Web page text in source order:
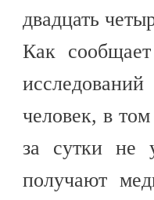
двадцать
Как
человек, в
за сутки не
получают